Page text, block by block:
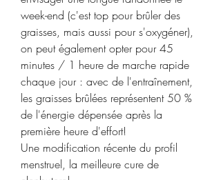
week-end (c'est top pour brûler des
graisses, mais aussi pour s'oxygéner),
on peut également opter pour 45
minutes / 1 heure de marche rapide
chaque jour : avec de l'entraînement,
les graisses brûlées représentent 50 %
de l'énergie dépensée après la
première heure d'effort!
Une modification récente du profil
menstruel, la meilleure cure de